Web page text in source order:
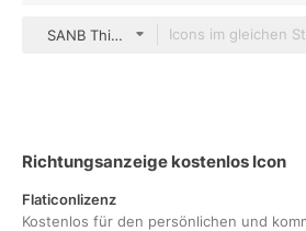
SANB Thin Outline
Richtungsanzeige kostenlos Icon
Flaticonlizenz
Kostenlos für den persönlichen und